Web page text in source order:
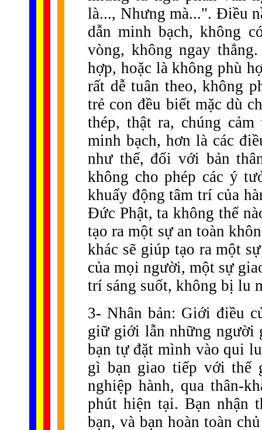
là..., Nhưng mà...". Điều
dẫn minh bạch, không
vòng, không ngay
hợp, hoặc là không phù
rất dễ tuân theo, không
trẻ con đều biết mặc dù
thép, thật ra, chúng
minh bạch, hơn là các
như thế, đối với bản
không cho phép các ý
khuấy động tâm trí của
Đức Phật, ta không thể
tạo ra một sự an toàn
khác sẽ giúp tạo ra một
của mọi người, một sự
trí sáng suốt, không bị lu
3- Nhân bản: Giới điều
giữ giới lẫn những người
bạn tự đặt mình vào qui
gì bạn giao tiếp với thế
nghiệp hành, qua thân-
phút hiện tại. Bạn nhận
bạn, và bạn hoàn toàn